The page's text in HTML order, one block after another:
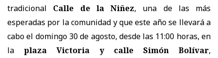
tradicional
Calle de la Niñez, una de las más
esperadas por la comunidad y que este año se llevará a
cabo el domingo 30 de agosto, desde las 11:00 horas, en
la
plaza Victoria y calle Simón Bolívar,